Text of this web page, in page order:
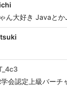
ん大好き Javaと
学会認定上級バーチ